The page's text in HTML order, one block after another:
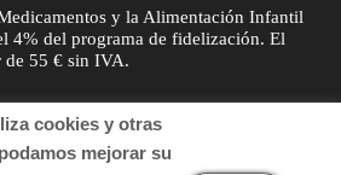
y la Alimentación Infantil
4% del programa de fidelización. El
de 55 € sin IVA.
cookies y otras
mejorar su